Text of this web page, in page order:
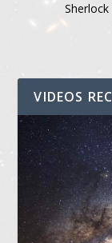
VIDEOS